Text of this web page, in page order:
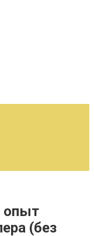
опыт
(без